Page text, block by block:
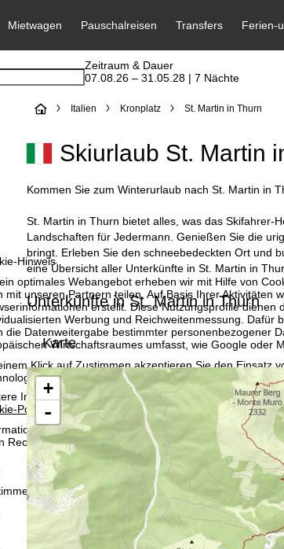
Hinweis
optimales Webangebot erheben wir mit Hilfe von
mit unseren Partnern teilen. Auf Basis Ihrer Aktivitäten
erstellt. Diese Nutzungsprofile dienen
Werbung und Reichweitenmessung.
die Datenweitergabe bestimmter personenbezogener
Wirtschaftsraumes umfasst, wie Google oder
Klick aufZustimmenakzeptieren Sie den Einsatz
Wenn SieAblehnen klicken, verwenden wir
Informationen zur Cookienutzung und die
Policy
zum Verantwortlichen finden Sie in unserem
Rechten finden Sie in unserer Datenschutzerklärung .
Zeitraum & Dauer
07.08.26 – 31.05.28 | 7 Nächte
S
t
t
s
e
i
t
e
Italien Kronplatz St. Martin in Thurn
Skiurlaub St. Martin
Kommen Sie zum Winterurlaub nach St. Martin in
St. Martin in Thurn bietet alles, was das Skifahrer-
Landschaften für Jedermann. Genießen Sie die
bringt. Erleben Sie den schneebedeckten Ort und
eine Übersicht aller Unterkünfte in St. Martin in
Unterkünfte in St. Martin in Thurn
Karte
+
-